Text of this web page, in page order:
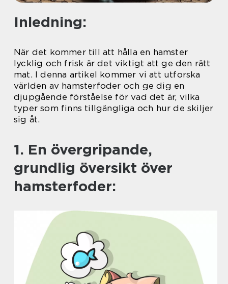
Inledning:
När det kommer till att hålla en hamster
lycklig och frisk är det viktigt att ge den rätt
mat. I denna artikel kommer vi att utforska
världen av hamsterfoder och ge dig en
djupgående förståelse för vad det är, vilka
typer som finns tillgängliga och hur de skiljer
sig åt.
1. En övergripande,
grundlig översikt över
hamsterfoder: